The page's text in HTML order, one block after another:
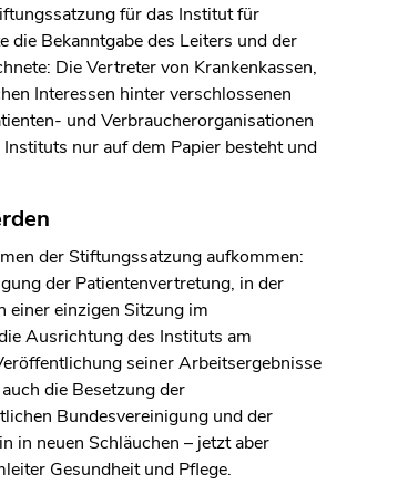
für das Institut für
die Bekanntgabe des Leiters und der
Die Vertreter von Krankenkassen,
Interessen hinter verschlossenen
und Verbraucherorganisationen
nur auf dem Papier besteht und
der Stiftungssatzung aufkommen:
der Patientenvertretung, in der
einer einzigen Sitzung im
Ausrichtung des Instituts am
seiner Arbeitsergebnisse
die Besetzung der
Bundesvereinigung und der
in neuen Schläuchen – jetzt aber
Gesundheit und Pflege.